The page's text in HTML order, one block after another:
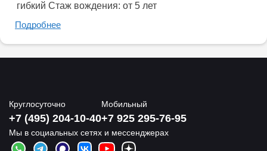
гибкий Стаж вождения: от 5 лет
Подробнее
Круглосуточно
+7 (495) 204-10-40
Мобильный
+7 925 295-76-95
Мы в социальных сетях и мессенджерах